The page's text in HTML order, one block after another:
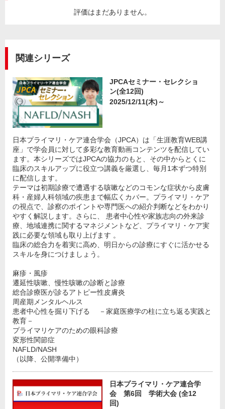
評価はまだありません。
関連シリーズ
JPCAセミナー・セレクショ
ン(全12回)
2025/12/11(木)～
日本プライマリ・ケア連合学会（JPCA）は「生涯教育WEB講
座」で学会員に対して多彩な教育動画コンテンツを配信してい
ます。本シリーズではJPCAの協力のもと、その中からとくに
臨床のスキルアップに役立つ講義を厳選し、毎月1本ずつ特別
に配信します。
テーマは初期診療で遭遇する咳嗽などのコモンな症状から皮膚
科・産婦人科領域の疾患まで幅広くカバー。プライマリ・ケア
の視点で、診察のポイントや専門医への紹介判断などをわかり
やすく解説します。さらに、 患者中心性や家族志向の外来診
療、地域連携に関するマネジメントなど、プライマリ・ケア実
践に必要な領域も取り上げます 。
臨床の総合力を着実に高め、明日からの診療にすぐに活かせる
スキルを身につけましょう。
麻疹・風疹
遷延性咳嗽、慢性咳嗽の診断と診療
総合診療医が診るアトピー性皮膚炎
周産期メンタルヘルス
患者中心性を掘り下げる －家庭医療学の柱に立ち返る実践と
教育－
プライマリケアのための眼科診療
変形性関節症
NAFLD/NASH
（以降、公開準備中）
日本プライマリ・ケア連合学
会 第6回 学術大会 (全12
回)